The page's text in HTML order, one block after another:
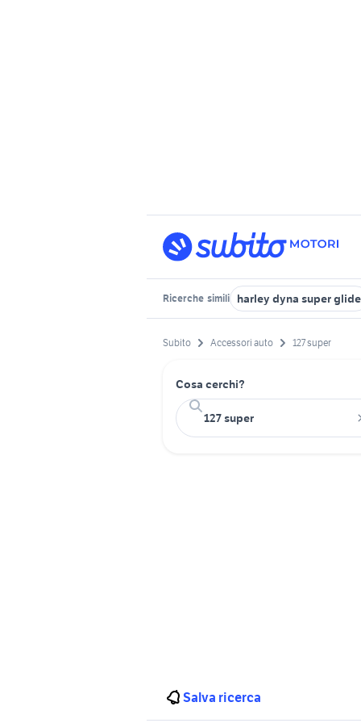
Ricerche simili harley dyna super glide
Subito Accessori auto 127 super
Cosa cerchi?
Salva ricerca